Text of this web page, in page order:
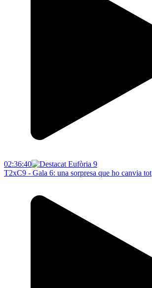
02:36:40
T2xC9 - Gala 6: una sorpresa que ho canvia tot